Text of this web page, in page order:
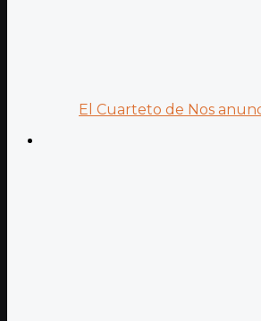
El Cuarteto de Nos